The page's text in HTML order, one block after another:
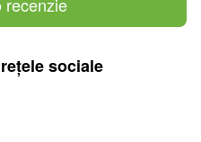
sociale